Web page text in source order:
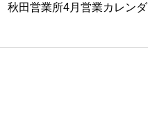
秋田営業所4月営業カレン